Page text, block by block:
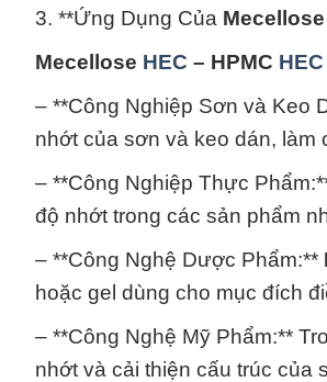
3. **Ứng Dụng Của Mecellose
Mecellose HEC – HPMC HEC
– **Công Nghiệp Sơn và Keo
nhớt của sơn và keo dán, làm
– **Công Nghiệp Thực
độ nhớt trong các sản phẩm
– **Công Nghệ Dược Phẩm:**
hoặc gel dùng cho mục đích
– **Công Nghệ Mỹ Phẩm:**
nhớt và cải thiện cấu trúc của